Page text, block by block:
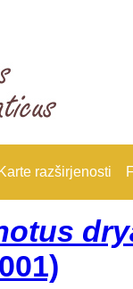
Karte razširjenosti